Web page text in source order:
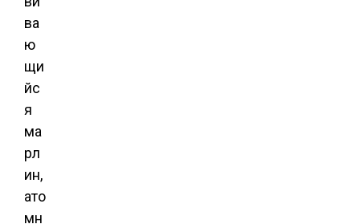
ва
ю
щи
йс
я
ма
рл
ин,
ато
мн